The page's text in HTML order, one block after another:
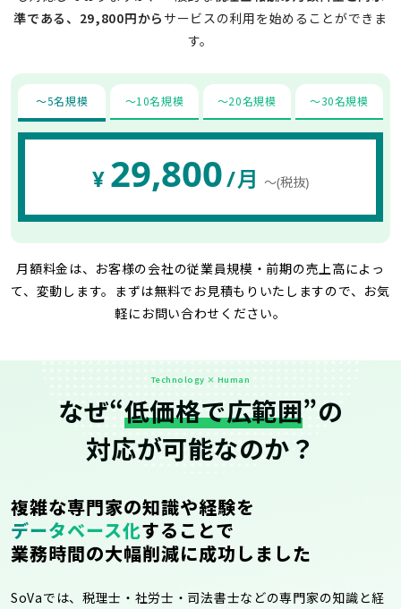
準である、29,800円から サービスの利用を始めることができま
す。
〜5名規模 〜10名規模 〜20名規模 〜30名規模
¥ 29,800/月 〜(税抜)
月額料金は、お客様の会社の従業員規模・前期の売上高によっ
て、変動します。 まずは無料でお見積もりいたしますので、お気
軽にお問い合わせください。
Technology × Human
なぜ“低価格で広範囲”の
対応が可能なのか？
複雑な専門家の知識や経験を
データベース化することで
業務時間の大幅削減に成功しました
SoVaでは、税理士・社労士・司法書士などの専門家の知識と経